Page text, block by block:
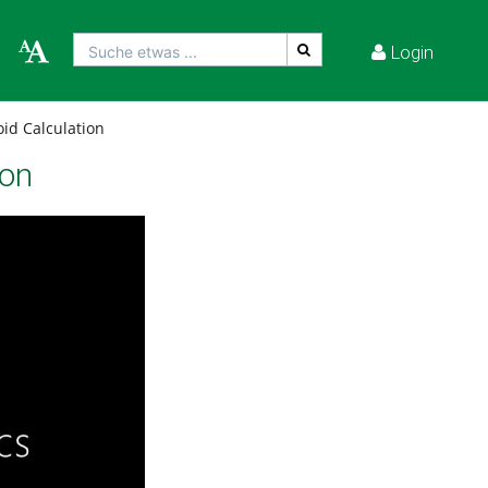
Suche etwas ... Login
Calculation